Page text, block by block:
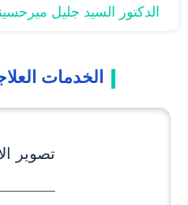
الدكتور السيد جليل
الخدمات
تصویر